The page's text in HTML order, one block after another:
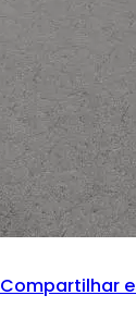
Compartilhar